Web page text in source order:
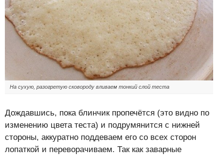
На сухую, разогретую сковороду вливаем тонкий слой теста
Дождавшись, пока блинчик пропечётся (это видно по
изменению цвета теста) и подрумянится с нижней
стороны, аккуратно поддеваем его со всех сторон
лопаткой и переворачиваем. Так как заварные